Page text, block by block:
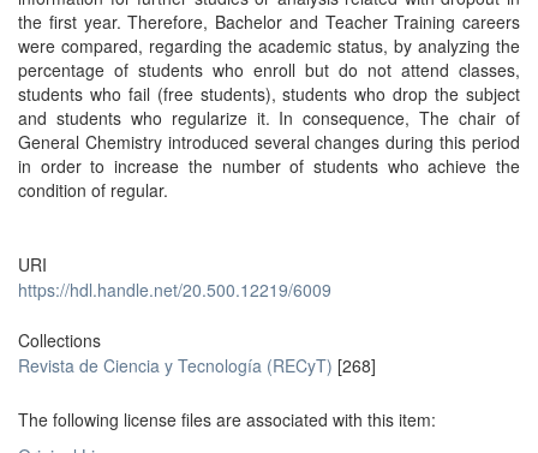
the first year. Therefore, Bachelor and Teacher Training careers
were compared, regarding the academic status, by analyzing the
percentage of students who enroll but do not attend classes,
students who fail (free students), students who drop the subject
and students who regularize it. In consequence, The chair of
General Chemistry introduced several changes during this period
in order to increase the number of students who achieve the
condition of regular.
URI
https://hdl.handle.net/20.500.12219/6009
Collections
Revista de Ciencia y Tecnología (RECyT) [268]
The following license files are associated with this item: